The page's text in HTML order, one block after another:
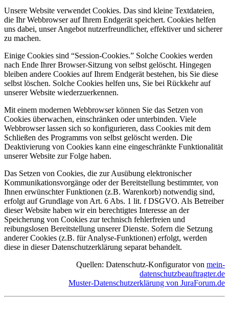
Unsere Website verwendet Cookies. Das sind kleine Textdateien,
die Ihr Webbrowser auf Ihrem Endgerät speichert. Cookies helfen
uns dabei, unser Angebot nutzerfreundlicher, effektiver und sicherer
zu machen.
Einige Cookies sind “Session-Cookies.” Solche Cookies werden
nach Ende Ihrer Browser-Sitzung von selbst gelöscht. Hingegen
bleiben andere Cookies auf Ihrem Endgerät bestehen, bis Sie diese
selbst löschen. Solche Cookies helfen uns, Sie bei Rückkehr auf
unserer Website wiederzuerkennen.
Mit einem modernen Webbrowser können Sie das Setzen von
Cookies überwachen, einschränken oder unterbinden. Viele
Webbrowser lassen sich so konfigurieren, dass Cookies mit dem
Schließen des Programms von selbst gelöscht werden. Die
Deaktivierung von Cookies kann eine eingeschränkte Funktionalität
unserer Website zur Folge haben.
Das Setzen von Cookies, die zur Ausübung elektronischer
Kommunikationsvorgänge oder der Bereitstellung bestimmter, von
Ihnen erwünschter Funktionen (z.B. Warenkorb) notwendig sind,
erfolgt auf Grundlage von Art. 6 Abs. 1 lit. f DSGVO. Als Betreiber
dieser Website haben wir ein berechtigtes Interesse an der
Speicherung von Cookies zur technisch fehlerfreien und
reibungslosen Bereitstellung unserer Dienste. Sofern die Setzung
anderer Cookies (z.B. für Analyse-Funktionen) erfolgt, werden
diese in dieser Datenschutzerklärung separat behandelt.
Quellen: Datenschutz-Konfigurator von mein-
datenschutzbeauftragter.de
Muster-Datenschutzerklärung von JuraForum.de